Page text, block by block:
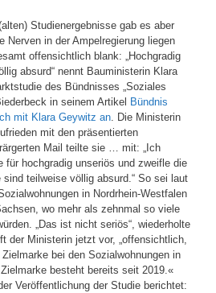
Studienergebnisse gab es aber
Nerven in der Ampelregierung liegen
offensichtlich blank: „Hochgradig
absurd“ nennt Bauministerin Klara
des Bündnisses „Soziales
in seinem Artikel Bündnis
mit Klara Geywitz an . Die Ministerin
mit den präsentierten
Mail teilte sie … mit: „Ich
für hochgradig unseriös und zweifle die
teilweise völlig absurd.“ So sei laut
in Nordrhein-Westfalen
wo mehr als zehnmal so viele
„Das ist nicht seriös“, wiederholte
der Ministerin jetzt vor, „offensichtlich,
bei den Sozialwohnungen in
besteht bereits seit 2019.«
Veröffentlichung der Studie berichtet: